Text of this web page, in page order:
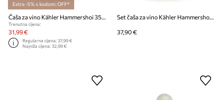
Extra -5% s kodom: OFF*
Trenutna cijena:
31,99 €
Regularna cijena:37,99 €
Najniža cijena:32,99 €
37,90 €